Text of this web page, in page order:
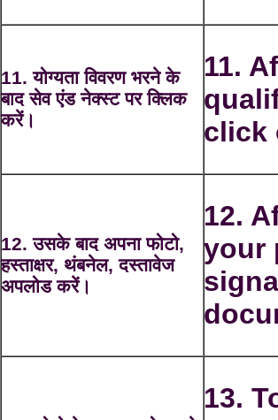
11. योग्यता विवरण भरने के
बाद सेव एंड नेक्स्ट पर क्लिक
करें।
11.
click
12. उसके बाद अपना फोटो,
हस्ताक्षर, थंबनेल, दस्तावेज
अपलोड करें।
12.
your
13.